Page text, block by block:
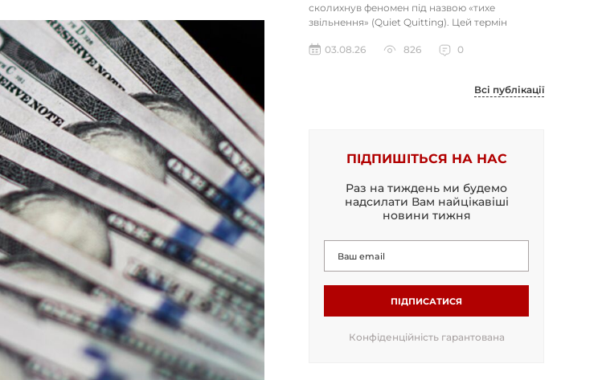
сколихнув феномен під назвою «тихе
звільнення» (Quiet Quitting). Цей термін
03.08.26
826 0
Всі публікації
ПІДПИШІТЬСЯ НА НАС
Раз на тиждень ми будемо
надсилати Вам найцікавіші
новини тижня
ПІДПИСАТИСЯ
Конфіденційність гарантована